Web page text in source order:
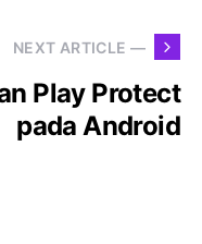
NEXT ARTICLE —
Play Protect
pada Android